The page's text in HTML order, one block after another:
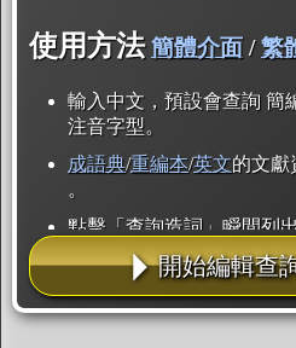
使用方法 簡體介面/繁
輸入中文，預設會查詢 簡
注音字型。
成語典/重編本/英文的文獻
。
點擊「查詢造詞」瞬間列
點「部首」瞬間列出所有
辭典解釋的全文都經過自
用手動重複輸入。
開始編輯查